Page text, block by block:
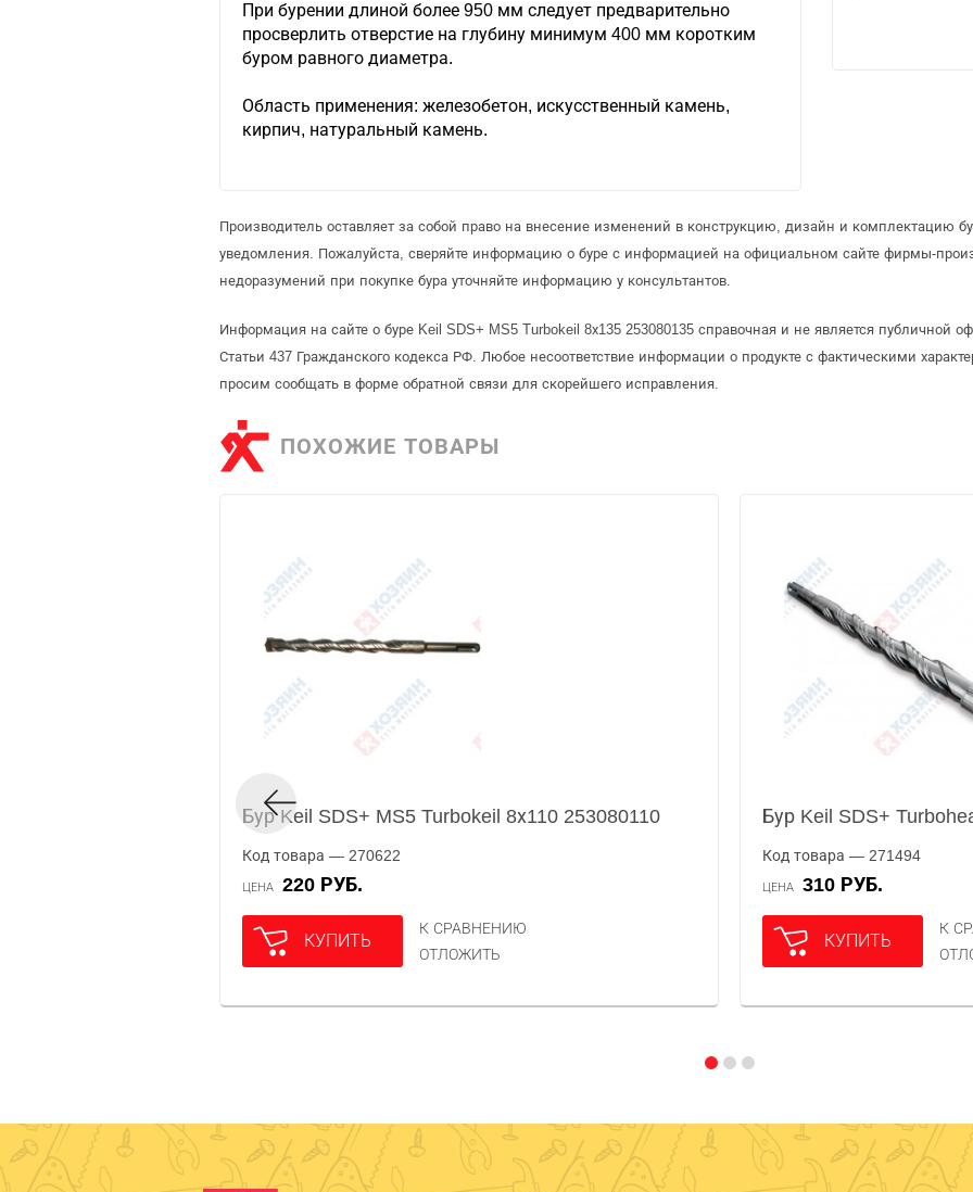
При бурении длиной более 950 мм следует предварительно
просверлить отверстие на глубину минимум 400 мм коротким
буром равного диаметра.
Область применения: железобетон, искусственный камень,
кирпич, натуральный камень.
Производитель оставляет за собой право на внесение изменений в конструкцию, дизайн и комплектацию
уведомления. Пожалуйста, сверяйте информацию о буре с информацией на официальном сайте фирмы-
недоразумений при покупке бура уточняйте информацию у консультантов.
Информация на сайте о буре Keil SDS+ MS5 Turbokeil 8х135 253080135 справочная и не является публичной
Статьи 437 Гражданского кодекса РФ. Любое несоответствие информации о продукте с фактическими
просим сообщать в форме обратной связи для скорейшего исправления.
ПОХОЖИЕ ТОВАРЫ
Бур Keil SDS+ MS5 Turbokeil 8х110 253080110
Код товара — 270622
ЦЕНА 220 РУБ.
КУПИТЬ
К СРАВНЕНИЮ
ОТЛОЖИТЬ
Бур Keil SDS+
Код товара — 271494
ЦЕНА 310 РУБ.
КУПИТЬ
К